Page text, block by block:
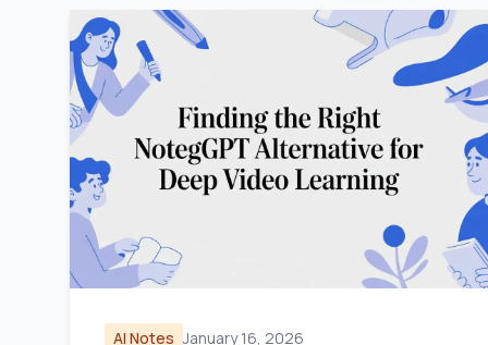
AI Notes January 16, 2026